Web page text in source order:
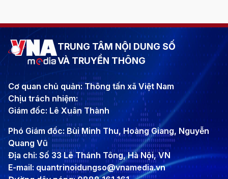
TRUNG TÂM NỘI DUNG SỐ
VÀ TRUYỀN THÔNG
Cơ quan chủ quản: Thông tấn xã Việt Nam
Chịu trách nhiệm:
Giám đốc: Lê Xuân Thành
Phó Giám đốc: Bùi Minh Thu, Hoàng Giang, Nguyễn
Quang Vũ
Địa chỉ: Số 33 Lê Thánh Tông, Hà Nội, VN
E-mail: quantrinoidungso@vnamedia.vn